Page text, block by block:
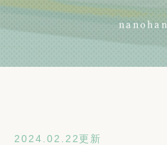
2024.02.22更新